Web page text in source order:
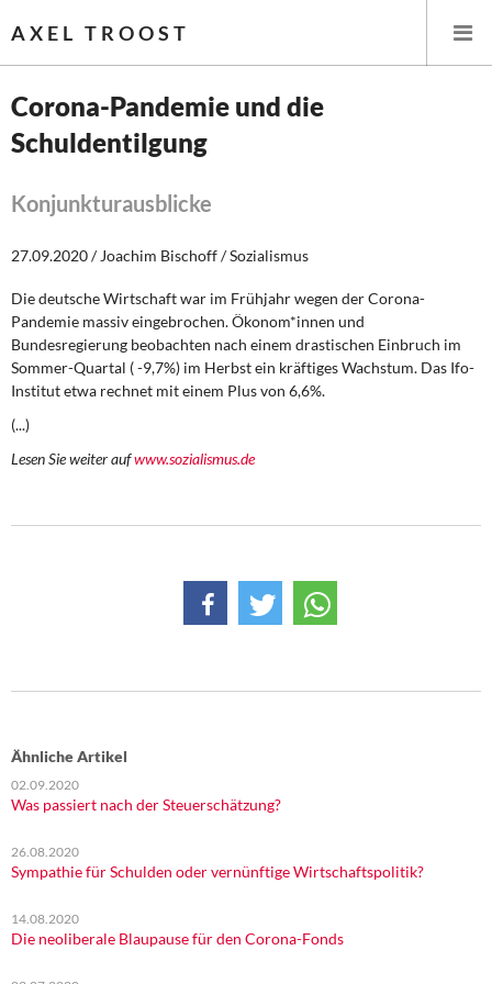
AXEL TROOST
Startseite
Themen
Leitlinien linker Wirtschafts- und Finanzpolitik
Wirtschaftspolitik
Steuer- und Finanzpolitik
Öffentliche Infrastruktur und Daseinsvorsorge
Eurokrise und Griechenland
Über mich
Corona-Pandemie und die
Schuldentilgung
Konjunkturausblicke
27.09.2020 / Joachim Bischoff / Sozialismus
Die deutsche Wirtschaft war im Frühjahr wegen der Corona-
Pandemie massiv eingebrochen. Ökonom*innen und
Bundesregierung beobachten nach einem drastischen Einbruch im
Sommer-Quartal ( -9,7%) im Herbst ein kräftiges Wachstum. Das Ifo-
Institut etwa rechnet mit einem Plus von 6,6%.
(...)
Lesen Sie weiter aufwww.sozialismus.de
Ähnliche Artikel
02.09.2020
Was passiert nach der Steuerschätzung?
26.08.2020
Sympathie für Schulden oder vernünftige Wirtschaftspolitik?
14.08.2020
Die neoliberale Blaupause für den Corona-Fonds